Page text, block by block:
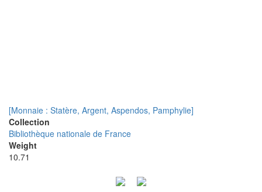
[Monnaie : Statère, Argent, Aspendos, Pamphylie]
Collection
Bibliothèque nationale de France
Weight
10.71